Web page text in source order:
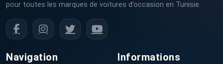
pour toutes les marques de voitures d’occasion en Tunisie.
Navigation Informations